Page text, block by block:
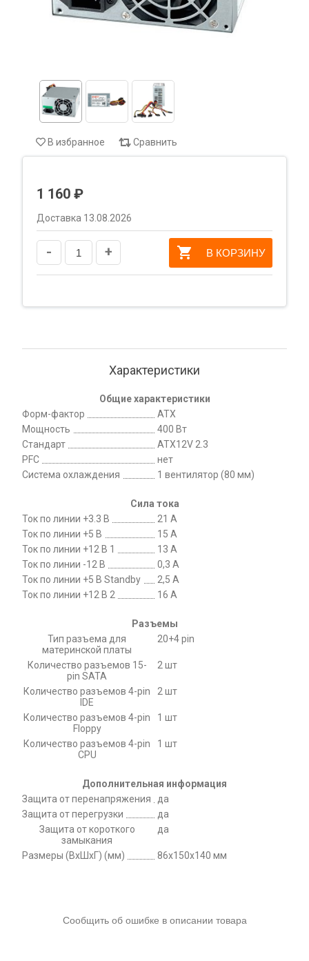
В избранное Сравнить
1 160 ₽
Доставка 13.08.2026
- + В КОРЗИНУ
Характеристики
Общие характеристики
Форм-фактор
ATX
Мощность
400 Вт
Стандарт
ATX12V 2.3
PFC
нет
Система охлаждения
1 вентилятор (80 мм)
Сила тока
Ток по линии +3.3 В
21 А
Ток по линии +5 В
15 А
Ток по линии +12 В 1
13 А
Ток по линии -12 В
0,3 А
Ток по линии +5 В Standby
2,5 А
Ток по линии +12 В 2
16 А
Разъемы
Тип разъема для
материнской платы
20+4 pin
Количество разъемов 15-
pin SATA
2 шт
Количество разъемов 4-pin
IDE
2 шт
Количество разъемов 4-pin
Floppy
1 шт
Количество разъемов 4-pin
CPU
1 шт
Дополнительная информация
Защита от перенапряжения
да
Защита от перегрузки
да
Защита от короткого
замыкания
да
Размеры (ВxШxГ) (мм) 86x150x140 мм
Сообщить об ошибке в описании товара